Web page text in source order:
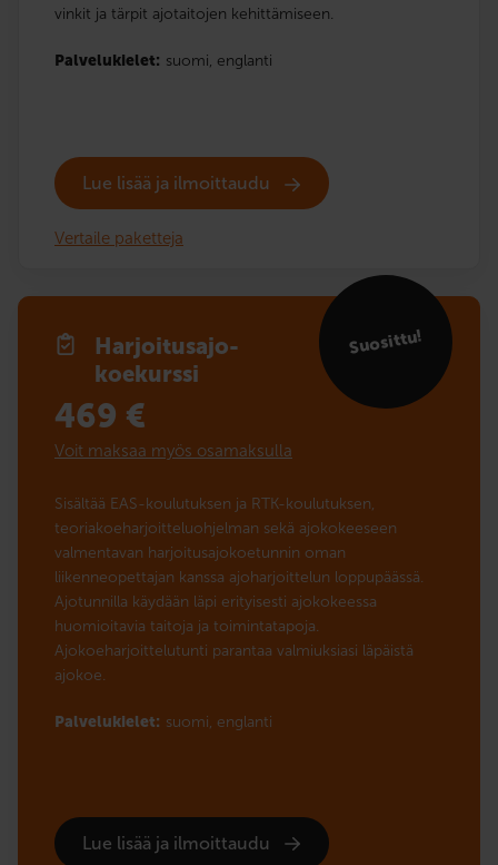
vinkit ja tärpit ajotaitojen kehittämiseen.
Palvelukielet: suomi, englanti
Lue lisää ja ilmoittaudu
Vertaile paketteja
Harjoitusajo­
koekurssi
Suosittu!
469 €
Voit maksaa myös osamaksulla
Sisältää EAS-koulutuksen ja RTK-koulutuksen,
teoriakoeharjoitteluohjelman sekä ajokokeeseen
valmentavan harjoitusajokoetunnin oman
liikenneopettajan kanssa ajoharjoittelun loppupäässä.
Ajotunnilla käydään läpi erityisesti ajokokeessa
huomioitavia taitoja ja toimintatapoja.
Ajokoeharjoittelutunti parantaa valmiuksiasi läpäistä
ajokoe.
Palvelukielet: suomi, englanti
Lue lisää ja ilmoittaudu